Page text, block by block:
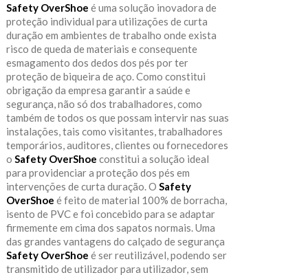
Safety OverShoe é uma solução inovadora de
proteção individual para utilizações de curta
duração em ambientes de trabalho onde exista
risco de queda de materiais e consequente
esmagamento dos dedos dos pés por ter
proteção de biqueira de aço. Como constitui
obrigação da empresa garantir a saúde e
segurança, não só dos trabalhadores, como
também de todos os que possam intervir nas suas
instalações, tais como visitantes, trabalhadores
temporários, auditores, clientes ou fornecedores
o Safety OverShoe constitui a solução ideal
para providenciar a proteção dos pés em
intervenções de curta duração. O Safety
OverShoe é feito de material 100% de borracha,
isento de PVC e foi concebido para se adaptar
firmemente em cima dos sapatos normais. Uma
das grandes vantagens do calçado de segurança
Safety OverShoe é ser reutilizável, podendo ser
transmitido de utilizador para utilizador, sem